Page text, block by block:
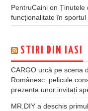
PentruCaini onȚinutele
funcționalitate în sportul
STIRI DIN IASI
CARGO urcă pe scena
Românesc: pelicule
prezența unor invitați
MR.DIY a deschis